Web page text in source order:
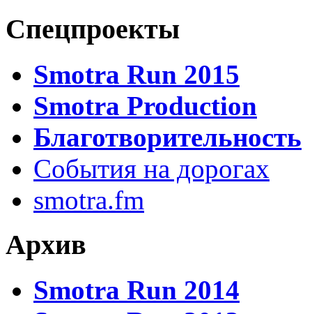
Спецпроекты
Smotra Run 2015
Smotra Production
Благотворительность
События на дорогах
smotra.fm
Архив
Smotra Run 2014